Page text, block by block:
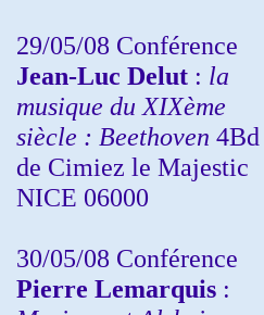
29/05/08 Conférence
Jean-Luc Delut : la
musique du XIXème
siècle : Beethoven 4Bd
de Cimiez le Majestic
NICE 06000
30/05/08 Conférence
Pierre Lemarquis :